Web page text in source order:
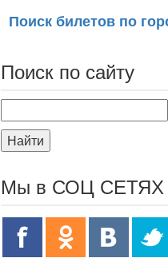
Поиск билетов по
Поиск по сайту
Найти
Мы в СОЦ СЕТЯХ